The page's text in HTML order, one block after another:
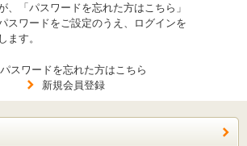
、「パスワードを忘れた方はこちら」
スワードをご設定のうえ、ログインを
ます。
パスワードを忘れた方はこちら
新規会員登録